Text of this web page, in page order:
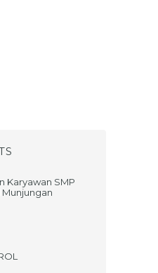
Karyawan SMP
Munjungan